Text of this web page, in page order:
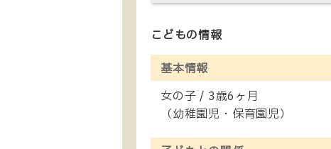
こどもの情報
基本情報
女の子 / 3歳6ヶ月
（幼稚園児・保育園児）